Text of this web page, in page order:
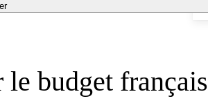
le budget français